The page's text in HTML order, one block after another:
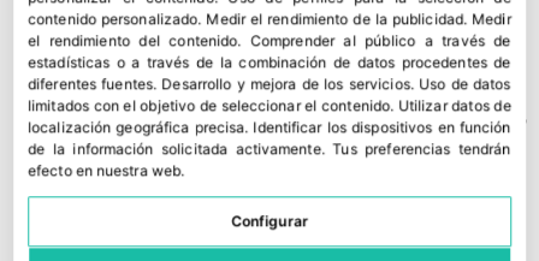
entorno en transformación
El programa ha incluido un diálogo entre CEOs
con la participación de la CEO de Grupo Carinsa,
Vanesa Martínez; el CEO de Grupo La Plana,
Juan Ignacio Piquer; el CEO de Vicky Foods,
Rafa Juan; y la CEO de AINIA, Cristina Del
Campo.
contenido personalizado. Medir el rendimiento de la publicidad. Medir
el rendimiento del contenido.Comprender al público a través de
estadísticas o a través de la combinación de datos procedentes de
diferentes fuentes. Desarrollo y mejora de los servicios. Uso de datos
limitados con el objetivo de seleccionar el contenido. Utilizar datos de
localización geográfica precisa. Identificar los dispositivos en función
de la información solicitada activamente.Tus preferencias tendrán
efecto en nuestra web.
Configurar